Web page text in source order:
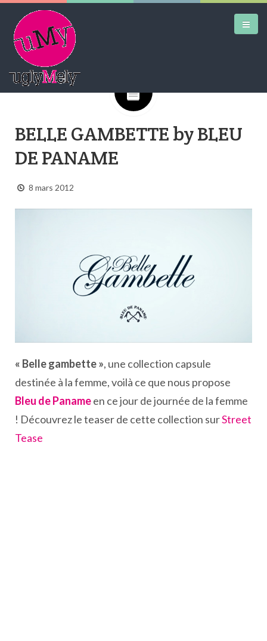
AIRTRAINERPEDIA
STREET ART
Google+
BELLE GAMBETTE by BLEU
DE PANAME
8 mars 2012
« Belle gambette », une collection capsule
destinée à la femme, voilà ce que nous propose
Bleu de Panameen ce jour de journée de la femme
! Découvrez le teaser de cette collection surStreet
Tease